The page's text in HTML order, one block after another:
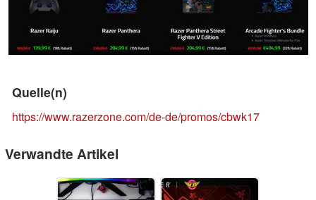
Quelle(n)
https://www.razerzone.com/de-de/promos/cbwk17
Verwandte Artikel